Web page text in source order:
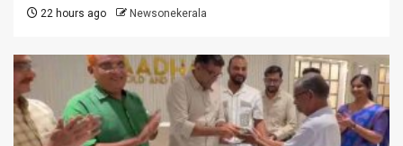
22 hours ago Newsonekerala